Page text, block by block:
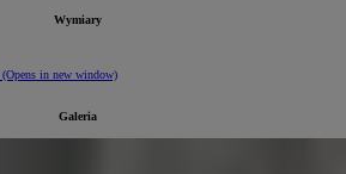
Wymiary
(Opens in new window)
Galeria